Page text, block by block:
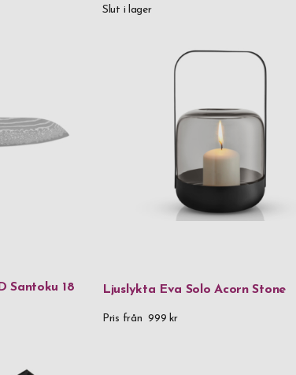
ska köpa avtackningspresent online så har du hittat
Orrefors
Rento
Saphir
Skultuna 1607
Spiegelau
Troika
Slut i lager
Santoku 18
Ljuslykta Eva Solo Acorn Stone
Pris från 999 kr